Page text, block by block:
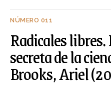
NÚMERO 011
Radicales
secreta de la
Brooks, Ariel